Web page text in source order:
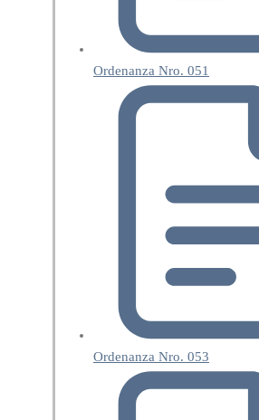
Ordenanza Nro. 051
Ordenanza Nro. 053